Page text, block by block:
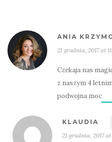
ANIA
21 grudnia, 2017 at
Czekaja nas
z naszym 4
podwojna moc
KLAUDIA
21 grudnia, 2017